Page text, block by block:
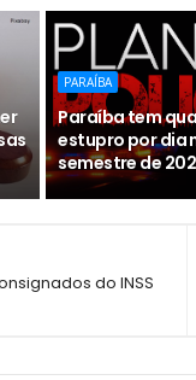
PARAÍBA
Paraíba tem
estupro por dia
semestre de
do INSS